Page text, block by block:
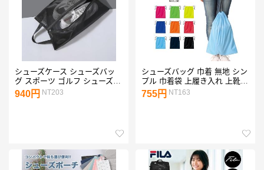
シューズケース シューズバッ
グ スポーツ ゴルフ シューズ入
れ 靴袋 スパイクケース トラベ
ル ポーチ 収納袋 旅行 メッシ
940円 NT203
シューズバッグ 巾着 無地 シン
プル 巾着袋 上履き入れ 上靴入
れ シューズケース 体操着入れ
女子 男子 靴入れ 爆買
755円 NT163